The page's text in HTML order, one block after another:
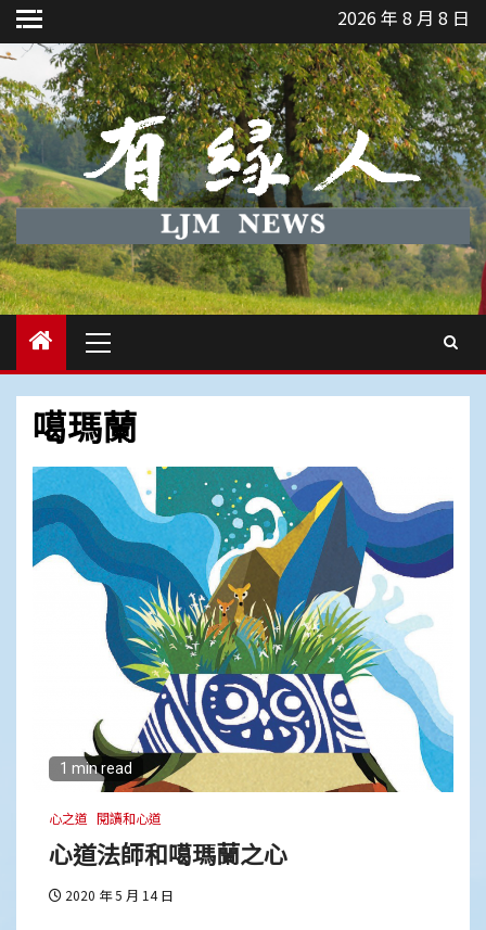
Skip
to
content
2026 年 8 月 8 日
Menu
噶瑪蘭
1 min read
心之道 閱讀和心道
心道法師和噶瑪蘭之心
2020 年 5 月 14 日